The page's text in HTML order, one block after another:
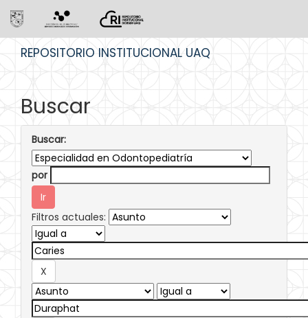
REPOSITORIO INSTITUCIONAL UAQ
Buscar
Buscar:
por
Filtros actuales: